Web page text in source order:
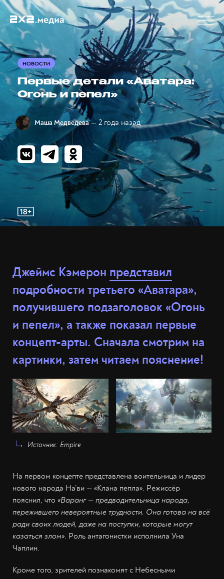
НОВОСТИ
Первые детали «Аватара:
Огонь и пепел»
Маша Медведева — 2 года назад
Джеймс Кэмерон представил
подробности третьего «Аватара»,
получившего подзаголовок «Огонь
и пепел», а также показал первые
концепт-арты. Сначала смотрим на
картинки, затем читаем пояснение!
Источник: Empire
На первом концепте представлена воительница и лидер
нового народа На’ви — «Клана пепла». Режиссёр
пояснил, что «Варанг — предводительница народа,
пережившего невероятные трудности. Она готова на всё
ради своих людей, даже на поступки, которые могут
казаться злом». Роль антагонистки исполнила Уна
Чаплин.
Кроме того, зрителей познакомят с Небесными